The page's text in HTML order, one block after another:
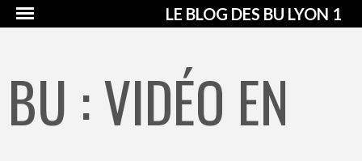
LE BLOG DES BU LYON 1
BU : VIDÉO EN